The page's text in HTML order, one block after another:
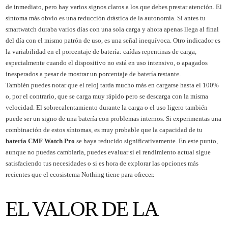
de inmediato, pero hay varios signos claros a los que debes prestar atención. El
síntoma más obvio es una reducción drástica de la autonomía. Si antes tu
smartwatch duraba varios días con una sola carga y ahora apenas llega al final
del día con el mismo patrón de uso, es una señal inequívoca. Otro indicador es
la variabilidad en el porcentaje de batería: caídas repentinas de carga,
especialmente cuando el dispositivo no está en uso intensivo, o apagados
inesperados a pesar de mostrar un porcentaje de batería restante.
También puedes notar que el reloj tarda mucho más en cargarse hasta el 100%
o, por el contrario, que se carga muy rápido pero se descarga con la misma
velocidad. El sobrecalentamiento durante la carga o el uso ligero también
puede ser un signo de una batería con problemas internos. Si experimentas una
combinación de estos síntomas, es muy probable que la capacidad de tu
batería CMF Watch Pro se haya reducido significativamente. En este punto,
aunque no puedas cambiarla, puedes evaluar si el rendimiento actual sigue
satisfaciendo tus necesidades o si es hora de explorar las opciones más
recientes que el ecosistema Nothing tiene para ofrecer.
EL VALOR DE LA